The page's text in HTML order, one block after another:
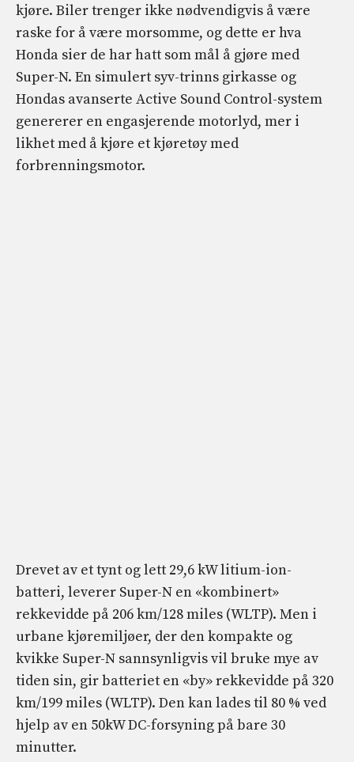
kjøre. Biler trenger ikke nødvendigvis å være
raske for å være morsomme, og dette er hva
Honda sier de har hatt som mål å gjøre med
Super-N. En simulert syv-trinns girkasse og
Hondas avanserte Active Sound Control-system
genererer en engasjerende motorlyd, mer i
likhet med å kjøre et kjøretøy med
forbrenningsmotor.
Drevet av et tynt og lett 29,6 kW litium-ion-
batteri, leverer Super-N en «kombinert»
rekkevidde på 206 km/128 miles (WLTP). Men i
urbane kjøremiljøer, der den kompakte og
kvikke Super-N sannsynligvis vil bruke mye av
tiden sin, gir batteriet en «by» rekkevidde på 320
km/199 miles (WLTP). Den kan lades til 80 % ved
hjelp av en 50kW DC-forsyning på bare 30
minutter.